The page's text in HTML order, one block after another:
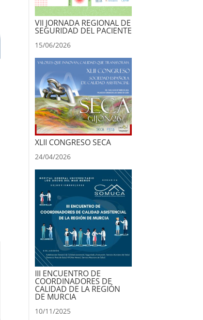
VII JORNADA REGIONAL DE
SEGURIDAD DEL PACIENTE
15/06/2026
XLII CONGRESO SECA
24/04/2026
III ENCUENTRO DE
COORDINADORES DE
CALIDAD DE LA REGIÓN
DE MURCIA
10/11/2025